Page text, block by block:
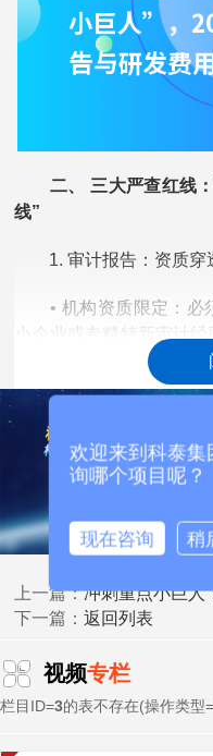
二、 三大严查红线：
线”
1. 审计报告：资质穿透
• 机构资质限定：必
小企业或专精特新审计
册会计师需连续三年参与
• 意见类型从严：带
模糊的报告将直接触发
构成、调整事项依据及
• 底稿备查机制：省
作底稿、原始凭证抽样记
账”“跨期平移”等行为将直
2. 研发费用归集：落实“
• 账表一致：研发辅助
表完全对应，禁止脱离账
上一篇：冲刺重点小巨人：广东省
下一篇：返回列表
视频专栏
栏目ID=3的表不存在(操作类型
欢迎来到科泰集
询哪个项目呢？
现在咨询 稍